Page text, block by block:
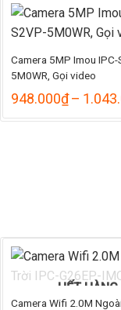
Camera 5MP Imou IPC-
5M0WR, Gọi video
948.000₫–
HẾT HÀNG
Camera Wifi 2.0M